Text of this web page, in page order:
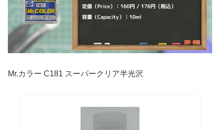
Mr.カラー C181 スーパークリア半光沢